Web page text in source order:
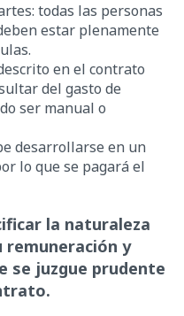
todas las personas
estar plenamente
en el contrato
del gasto de
ser manual o
desarrollarse en un
lo que se pagará el
la naturaleza
remuneración y
se juzgue prudente